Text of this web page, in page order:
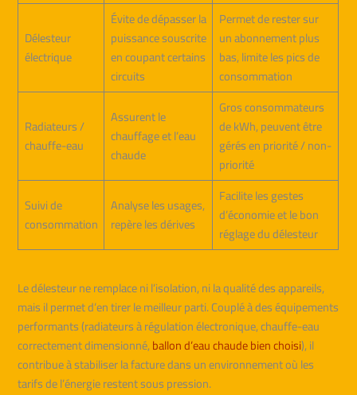
Délesteur
électrique
Évite de dépasser la
puissance souscrite
en coupant certains
circuits
Permet de rester sur
un abonnement plus
bas, limite les pics de
consommation
Radiateurs /
chauffe-eau
Assurent le
chauffage et l’eau
chaude
Gros consommateurs
de kWh, peuvent être
gérés en priorité / non-
priorité
Suivi de
consommation
Analyse les usages,
repère les dérives
Facilite les gestes
d’économie et le bon
réglage du délesteur
Le délesteur ne remplace ni l’isolation, ni la qualité des appareils,
mais il permet d’en tirer le meilleur parti. Couplé à des équipements
performants (radiateurs à régulation électronique, chauffe-eau
correctement dimensionné,ballon d’eau chaude bien choisi), il
contribue à stabiliser la facture dans un environnement où les
tarifs de l’énergie restent sous pression.